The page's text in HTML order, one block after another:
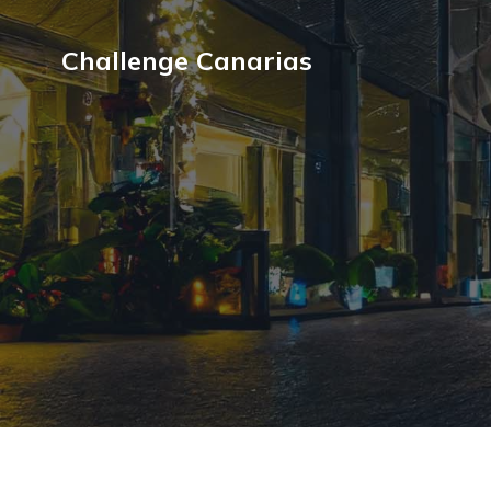
Challenge Canarias